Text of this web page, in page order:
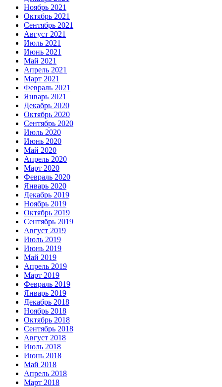
Ноябрь 2021
Октябрь 2021
Сентябрь 2021
Август 2021
Июль 2021
Июнь 2021
Май 2021
Апрель 2021
Март 2021
Февраль 2021
Январь 2021
Декабрь 2020
Октябрь 2020
Сентябрь 2020
Июль 2020
Июнь 2020
Май 2020
Апрель 2020
Март 2020
Февраль 2020
Январь 2020
Декабрь 2019
Ноябрь 2019
Октябрь 2019
Сентябрь 2019
Август 2019
Июль 2019
Июнь 2019
Май 2019
Апрель 2019
Март 2019
Февраль 2019
Январь 2019
Декабрь 2018
Ноябрь 2018
Октябрь 2018
Сентябрь 2018
Август 2018
Июль 2018
Июнь 2018
Май 2018
Апрель 2018
Март 2018